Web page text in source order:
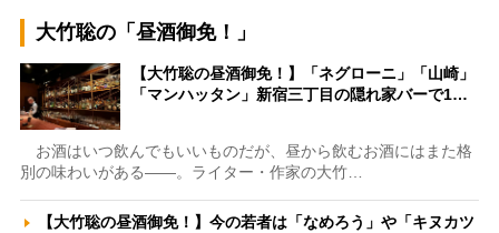
大竹聡の「昼酒御免！」
【大竹聡の昼酒御免！】「ネグローニ」「山崎」
「マンハッタン」新宿三丁目の隠れ家バーで1…
お酒はいつ飲んでもいいものだが、昼から飲むお酒にはまた格
別の味わいがある――。ライター・作家の大竹…
【大竹聡の昼酒御免！】今の若者は「なめろう」や「キヌカツ